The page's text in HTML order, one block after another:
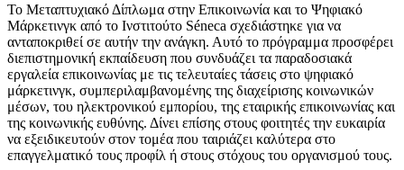
Το Μεταπτυχιακό Δίπλωμα στην Επικοινωνία και το Ψηφιακό
Μάρκετινγκ από το Ινστιτούτο Séneca σχεδιάστηκε για να
ανταποκριθεί σε αυτήν την ανάγκη. Αυτό το πρόγραμμα προσφέρει
διεπιστημονική εκπαίδευση που συνδυάζει τα παραδοσιακά
εργαλεία επικοινωνίας με τις τελευταίες τάσεις στο ψηφιακό
μάρκετινγκ, συμπεριλαμβανομένης της διαχείρισης κοινωνικών
μέσων, του ηλεκτρονικού εμπορίου, της εταιρικής επικοινωνίας και
της κοινωνικής ευθύνης. Δίνει επίσης στους φοιτητές την ευκαιρία
να εξειδικευτούν στον τομέα που ταιριάζει καλύτερα στο
επαγγελματικό τους προφίλ ή στους στόχους του οργανισμού τους.